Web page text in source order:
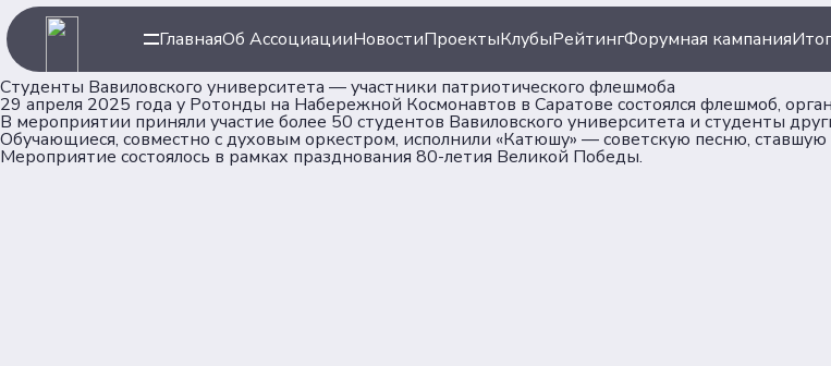
ГлавнаяОб АссоциацииНовостиПроектыКлубыРейтингФорумная кампания
Студенты Вавиловского университета — участники патриотического флешмоба
29 апреля 2025 года у Ротонды на Набережной Космонавтов в Саратове состоялся флешмоб,
В мероприятии приняли участие более 50 студентов Вавиловского университета и студенты
Обучающиеся, совместно с духовым оркестром, исполнили «Катюшу» — советскую песню,
Мероприятие состоялось в рамках празднования 80-летия Великой Победы.